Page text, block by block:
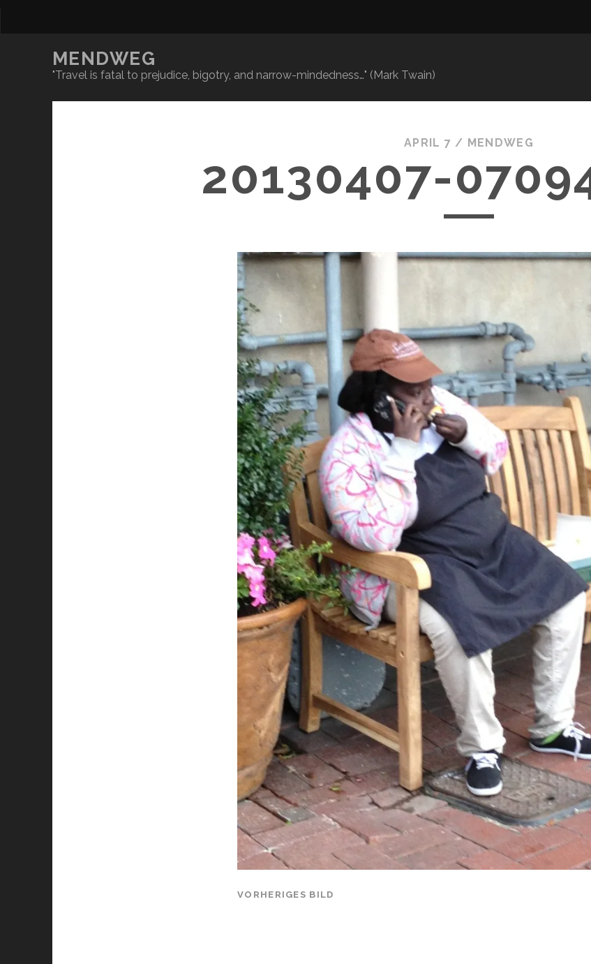
MENDWEG
"Travel is fatal to prejudice, bigotry, and narrow-mindedness…" (Mark Twain)
APRIL 7 / MENDWEG
20130407-
VORHERIGES BILD